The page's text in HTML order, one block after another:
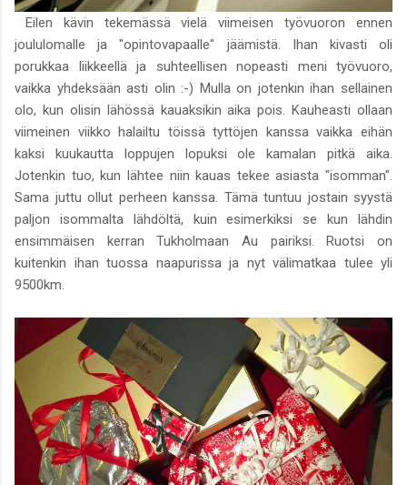
Eilen kävin tekemässä vielä viimeisen työvuoron ennen
joululomalle ja "opintovapaalle" jäämistä. Ihan kivasti oli
porukkaa liikkeellä ja suhteellisen nopeasti meni työvuoro,
vaikka yhdeksään asti olin :-) Mulla on jotenkin ihan sellainen
olo, kun olisin lähössä kauaksikin aika pois. Kauheasti ollaan
viimeinen viikko halailtu töissä tyttöjen kanssa vaikka eihän
kaksi kuukautta loppujen lopuksi ole kamalan pitkä aika.
Jotenkin tuo, kun lähtee niin kauas tekee asiasta "isomman".
Sama juttu ollut perheen kanssa. Tämä tuntuu jostain syystä
paljon isommalta lähdöltä, kuin esimerkiksi se kun lähdin
ensimmäisen kerran Tukholmaan Au pairiksi. Ruotsi on
kuitenkin ihan tuossa naapurissa ja nyt välimatkaa tulee yli
9500km.